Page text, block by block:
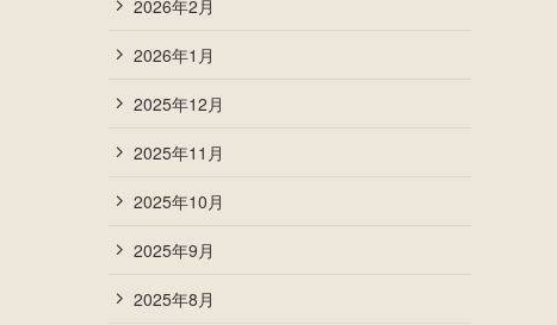
2026年2月
2026年1月
2025年12月
2025年11月
2025年10月
2025年9月
2025年8月